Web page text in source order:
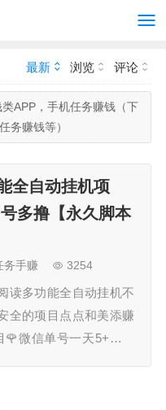
最新 浏览 评论
APP，手机任务赚钱（下
务赚钱等）
全自动挂机项
多撸【永久脚本
务手赚 3254
读多功能全自动挂机不
全的项目点点和美添赚
微信单号一天5+，多